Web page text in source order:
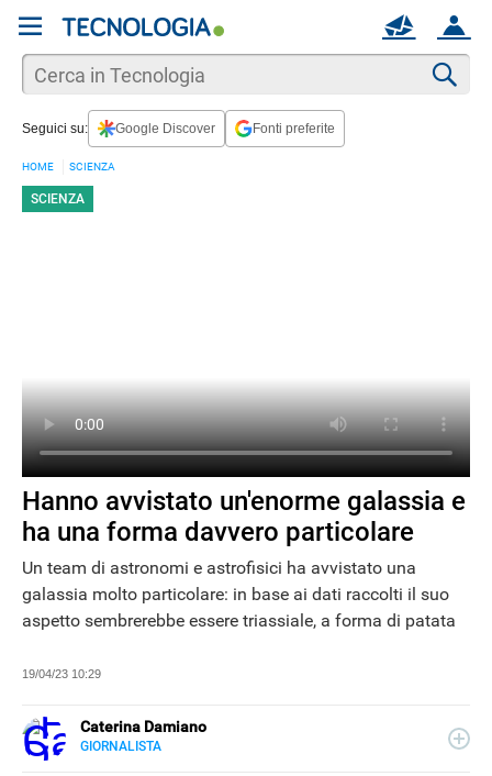
ACCOUNT
MAIL
Seguici su: Google Discover Fonti preferite
HOME SCIENZA
SCIENZA
Hanno avvistato un'enorme galassia e
ha una forma davvero particolare
Un team di astronomi e astrofisici ha avvistato una
galassia molto particolare: in base ai dati raccolti il suo
aspetto sembrerebbe essere triassiale, a forma di patata
19/04/23 10:29
Caterina Damiano
GIORNALISTA